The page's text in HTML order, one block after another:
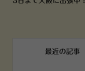
最近の記事